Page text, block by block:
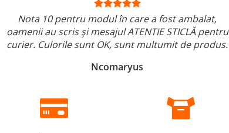
Nota 10 pentru modul în care a fost ambalat,
oamenii au scris și mesajul ATENTIE STICLĂ pentru
curier. Culorile sunt OK, sunt multumit de produs.
Ncomaryus